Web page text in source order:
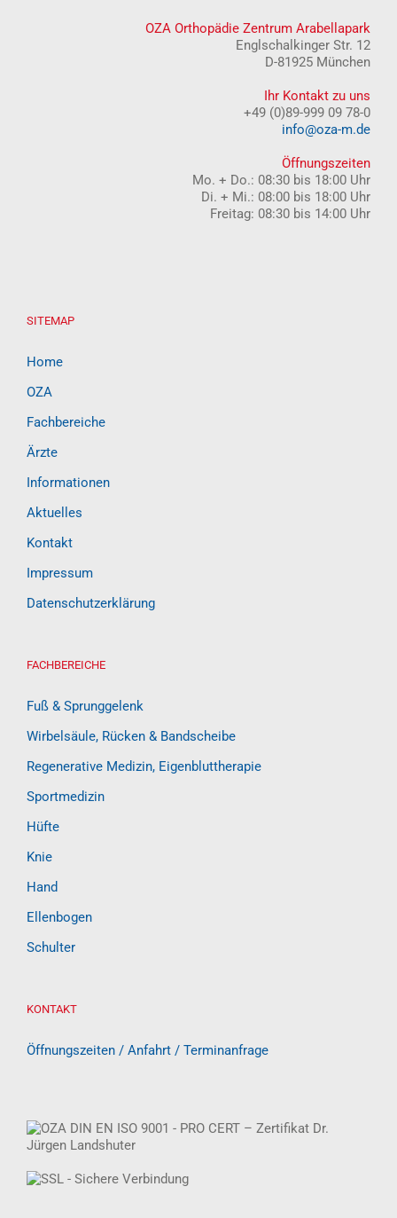
OZA Orthopädie Zentrum Arabellapark
Englschalkinger Str. 12
D-81925 München
Ihr Kontakt zu uns
+49 (0)89-999 09 78-0
info@oza-m.de
Öffnungszeiten
Mo. + Do.: 08:30 bis 18:00 Uhr
Di. + Mi.: 08:00 bis 18:00 Uhr
Freitag: 08:30 bis 14:00 Uhr
SITEMAP
Home
OZA
Fachbereiche
Ärzte
Informationen
Aktuelles
Kontakt
Impressum
Datenschutzerklärung
FACHBEREICHE
Fuß & Sprunggelenk
Wirbelsäule, Rücken & Bandscheibe
Regenerative Medizin, Eigenbluttherapie
Sportmedizin
Hüfte
Knie
Hand
Ellenbogen
Schulter
KONTAKT
Öffnungszeiten / Anfahrt / Terminanfrage